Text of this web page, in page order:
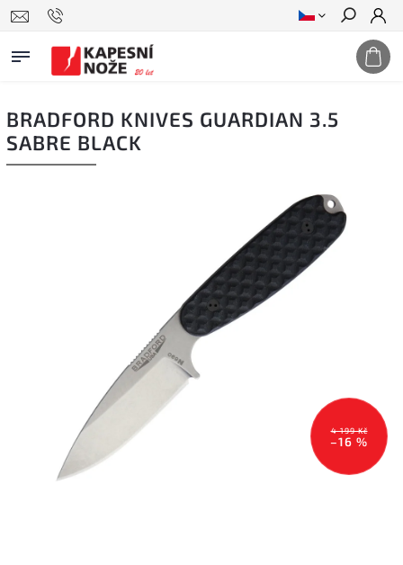
Hledat
BRADFORD KNIVES GUARDIAN 3.5
SABRE BLACK
4 199 Kč
–16 %